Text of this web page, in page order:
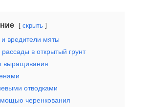
скрыть
вредители мяты
в открытый грунт
выращивания
отводками
черенкования